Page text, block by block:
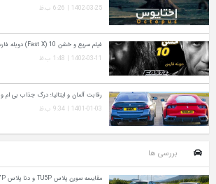
1402-03-25 | 6:26 ب.ظ
فیلم سریع و خشن 10 (Fast X) دوبله فارسی
1402-03-11 | 1:48 ب.ظ
رقابت آلمان و ایتالیا؛ درگ جذاب بی ام و M5 و فراری 812
1401-01-03 | 9:34 ب.ظ
بررسی ها
مقایسه سورن پلاس TU5P و دنا پلاس EF7P؛ کدام به‌ صرفه‌ تر است؟